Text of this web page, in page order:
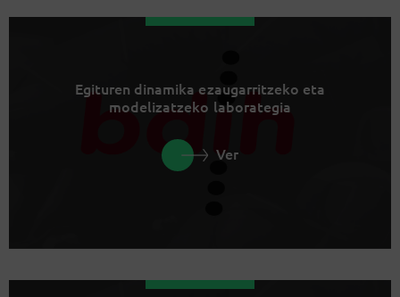
Egituren dinamika ezaugarritzeko eta
modelizatzeko laborategia
Ver